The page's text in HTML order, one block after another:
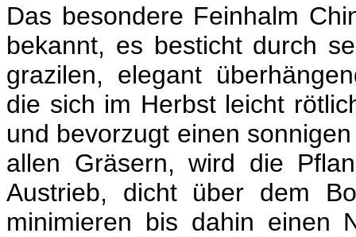
Das besondere Feinhalm
bekannt, es besticht durch
grazilen, elegant
die sich im Herbst leicht
und bevorzugt einen
allen Gräsern, wird die
Austrieb, dicht über dem
minimieren bis dahin einen